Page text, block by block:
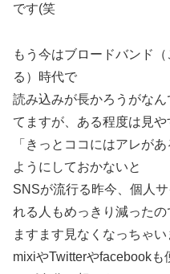
です(笑
もう今はブロードバンド
る）時代で
読み込みが長かろうがな
てますが、ある程度は見
「きっとココにはアレが
ようにしておかないと
SNSが流行る昨今、個人
れる人もめっきり減ったの
ますます見なくなっちゃい
mixiやTwitterやfacebook